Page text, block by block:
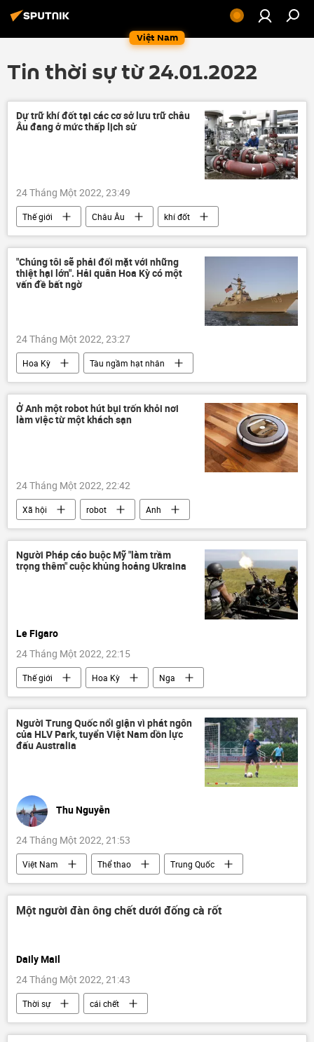
Việt Nam
Tin thời sự từ 24.01.2022
Dự trữ khí đốt tại các cơ sở lưu trữ châu
Âu đang ở mức thấp lịch sử
24 Tháng Một 2022, 23:49
Thế giới Châu Âu
khí đốt
giá khí đốt
nhiên liệu
"Chúng tôi sẽ phải đối mặt với những
thiệt hại lớn". Hải quân Hoa Kỳ có một
vấn đề bất ngờ
24 Tháng Một 2022, 23:27
Hoa Kỳ
Tàu ngầm hạt nhân
cuộc tập trận
Quân sự
Hải quân Mỹ
tàu chiến trực thăng
Ở Anh một robot hút bụi trốn khỏi nơi
làm việc từ một khách sạn
24 Tháng Một 2022, 22:42
Xã hội robot
Anh
khách sạn
Người Pháp cáo buộc Mỹ "làm trầm
trọng thêm" cuộc khủng hoảng Ukraina
Le Figaro
24 Tháng Một 2022, 22:15
Thế giới Hoa Kỳ
Nga
xung đột
Ukraina Báo chí thế giới
Người Trung Quốc nổi giận vì phát ngôn
của HLV Park, tuyển Việt Nam dồn lực
đấu Australia
Thu Nguyễn
24 Tháng Một 2022, 21:53
Việt Nam Thể thao
Trung Quốc
bóng đá
Australia
World Cup 2022
Sina
Một người đàn ông chết dưới đống cà rốt
Daily Mail
24 Tháng Một 2022, 21:43
Thời sự cái chết